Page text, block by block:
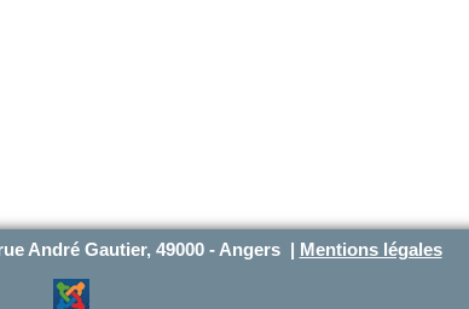
André Gautier, 49000 - Angers | Mentions légales